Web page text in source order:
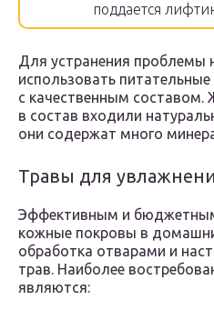
поддается
Для устранения проблемы
использовать
с качественным составом.
в состав входили
они содержат много
Травы для
Эффективным и
кожные покровы в
обработка отварами и
трав. Наиболее
являются: